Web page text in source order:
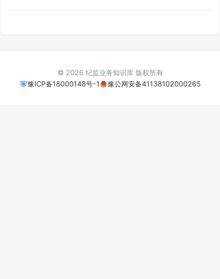
© 2026 纪监业务知识库 版权所有
豫ICP备18000148号-1
豫公网安备41138102000265